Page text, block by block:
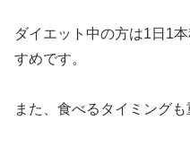
ダイエット中の方は1日1
すめです。
また、食べるタイミングも